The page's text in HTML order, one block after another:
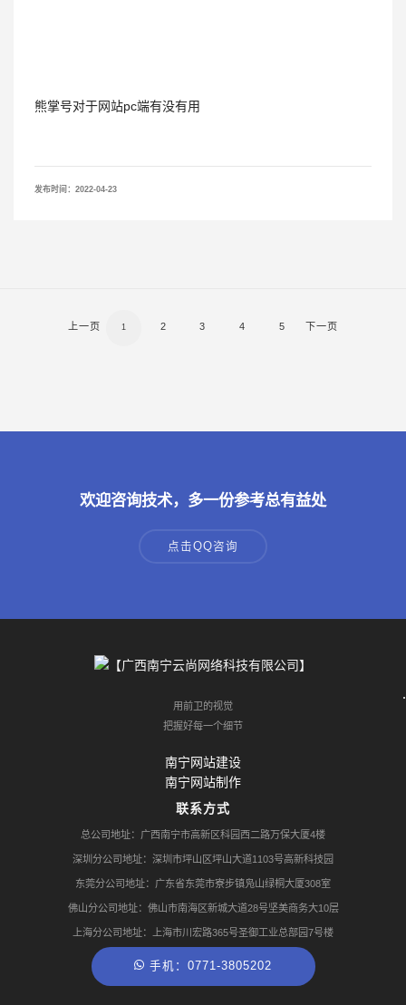
熊掌号对于网站pc端有没有用
发布时间：2022-04-23
上一页 1 2 3 4 5 下一页
欢迎咨询技术，多一份参考总有益处
点击QQ咨询
用前卫的视觉
把握好每一个细节
南宁网站建设
南宁网站制作
联系方式
总公司地址：广西南宁市高新区科园西二路万保大厦4楼
深圳分公司地址：深圳市坪山区坪山大道1103号高新科技园
东莞分公司地址：广东省东莞市寮步镇凫山绿桐大厦308室
佛山分公司地址：佛山市南海区新城大道28号坚美商务大10层
上海分公司地址：上海市川宏路365号圣御工业总部园7号楼
手机：0771-3805202